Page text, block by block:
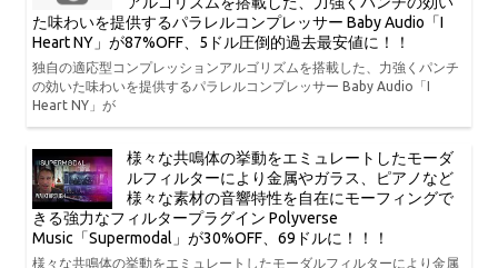
た味わいを提供するパラレルコンプレッサー Baby Audio「I
Heart NY」が87%OFF、5ドル圧倒的過去最安値に！！
独自の適応型コンプレッションアルゴリズムを搭載した、力強くパンチ
の効いた味わいを提供するパラレルコンプレッサー Baby Audio「I
Heart NY」が
様々な共鳴体の挙動をエミュレートしたモーダ
ルフィルターにより金属やガラス、ピアノなど
様々な素材の音響特性を自在にモーフィングで
きる強力なフィルタープラグイン Polyverse
Music「Supermodal」が30%OFF、69ドルに！！！
様々な共鳴体の挙動をエミュレートしたモーダルフィルターにより金属